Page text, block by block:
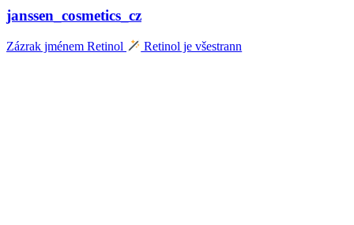
janssen_cosmetics_cz
Zázrak jménem Retinol Retinol je všestrann